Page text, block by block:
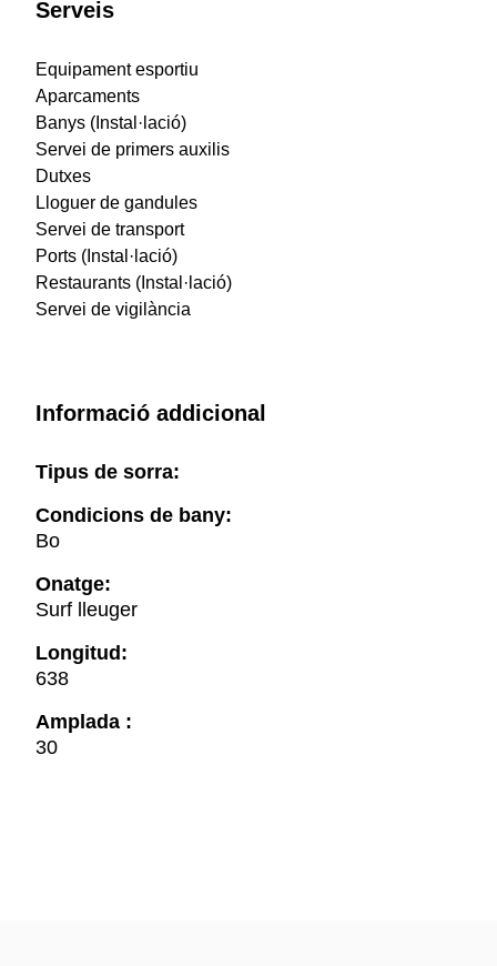
Serveis
Equipament esportiu
Aparcaments
Banys (Instal·lació)
Servei de primers auxilis
Dutxes
Lloguer de gandules
Servei de transport
Ports (Instal·lació)
Restaurants (Instal·lació)
Servei de vigilància
Informació addicional
Tipus de sorra:
Condicions de bany:
Bo
Onatge:
Surf lleuger
Longitud:
638
Amplada :
30